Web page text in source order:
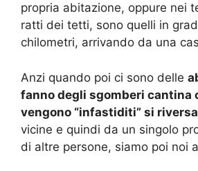
propria abitazione, oppure nei
ratti dei tetti, sono quelli in
chilometri, arrivando da una
Anzi quando poi ci sono delle
fanno degli sgomberi cantina
vengono “infastiditi” si
vicine e quindi da un singolo
di altre persone, siamo poi noi